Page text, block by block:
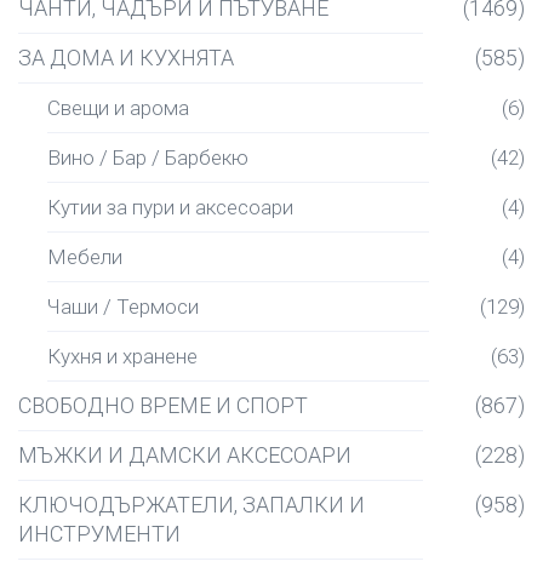
ЧАНТИ, ЧАДЪРИ И ПЪТУВАНЕ
(1469)
ЗА ДОМА И КУХНЯТА
(585)
Свещи и арома (6)
Вино / Бар / Барбекю (42)
Кутии за пури и аксесоари (4)
Мебели (4)
Чаши / Термоси (129)
Кухня и хранене (63)
СВОБОДНО ВРЕМЕ И СПОРТ
(867)
МЪЖКИ И ДАМСКИ АКСЕСОАРИ
(228)
КЛЮЧОДЪРЖАТЕЛИ, ЗАПАЛКИ И
ИНСТРУМЕНТИ
(958)